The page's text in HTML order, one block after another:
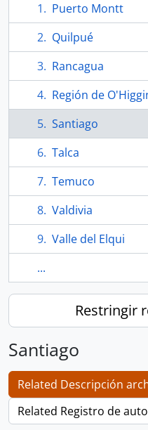
Puerto Montt
Quilpué
Rancagua
Región de
Santiago
Talca
Temuco
Valdivia
Valle del Elqui
...
Restringir
Santiago
Related Descripción
Related Registro de